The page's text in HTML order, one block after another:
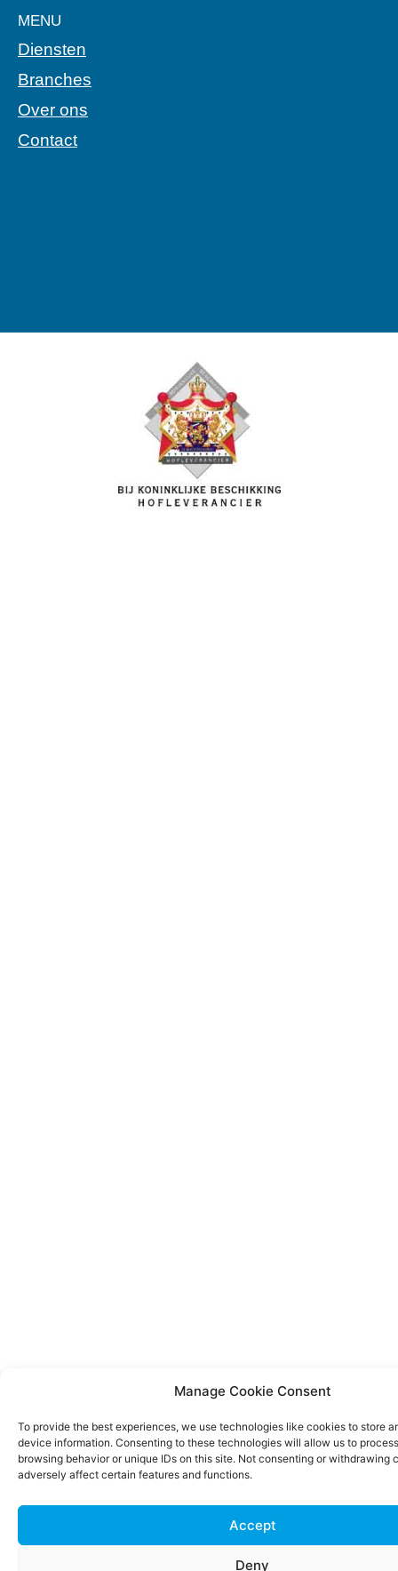
Manage Cookie Consent
To provide the best experiences, we use technologies like cookies to store
device information. Consenting to these technologies will allow us to
browsing behavior or unique IDs on this site. Not consenting or withdrawing
adversely affect certain features and functions.
Accept
Deny
MENU
Diensten
Branches
Over ons
Contact